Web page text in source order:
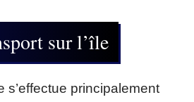
sur l’île
s’effectue principalement